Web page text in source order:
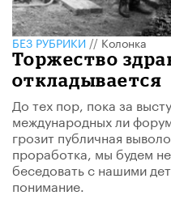
БЕЗ РУБРИКИ//Колонка
Торжество
откладывается
До тех пор, пока за
международных ли
грозит публичная
проработка, мы будем
беседовать с нашими
понимание.